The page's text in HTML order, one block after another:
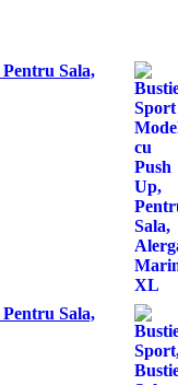
Sala,
Sala,